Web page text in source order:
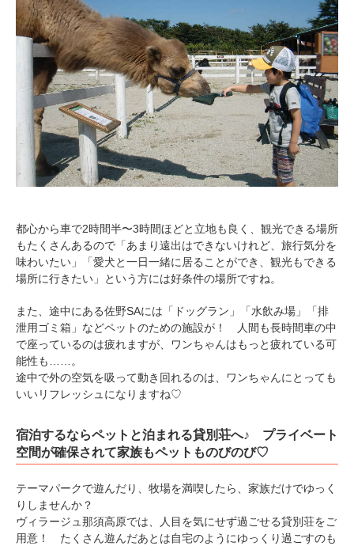
都心から車で2時間半〜3時間ほどと立地も良く、観光できる場所
もたくさんあるので「あまり遠出はできないけれど、旅行気分を
味わいたい」「愛犬と一日一緒に居ることができ、観光もできる
場所に行きたい」という方には好条件の場所ですね。
また、途中にある佐野SAには「ドッグラン」「水飲み場」「排
泄用ゴミ箱」などペットのための施設が！ 人間も長時間車の中
で座っているのは疲れますが、ワンちゃんはもっと疲れている可
能性も……。
途中で外の空気を吸って動き回れるのは、ワンちゃんにとっても
いいリフレッシュになりますね♡
宿泊するならペットと泊まれる貸別荘へ♪ プライベート
空間が確保されて家族もペットものびのび♡
テーマパークで遊んだり、牧場を満喫したら、家族だけでゆっく
りしませんか？
ヴィラージュ那須高原では、人目を気にせず過ごせる貸別荘をご
用意！ たくさん遊んだあとは自宅のようにゆっくり過ごすのも